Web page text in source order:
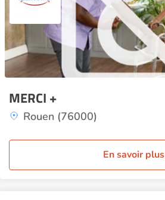
MERCI +
Rouen (76000)
En savoir plus